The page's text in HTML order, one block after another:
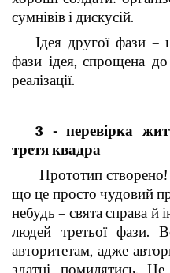
сумнівів і дискусій.
Ідея другої фази –
фази ідея, спрощена до
реалізації.
3 - перевірка
третя квадра
Прототип
що це просто чудовий
небудь – свята справа й
людей третьої фази.
авторитетам, адже